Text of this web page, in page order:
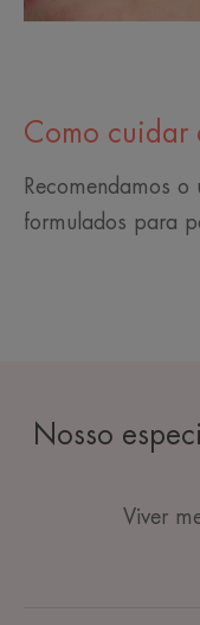
Como cuidar
Recomendamos
formulados para
Nosso
Viver